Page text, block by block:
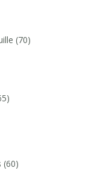
(70)
(60)